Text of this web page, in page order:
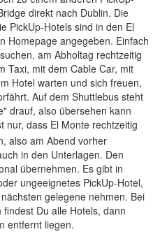
direkt nach Dublin. Die
PickUp-Hotels sind in den El
Homepage angegeben. Einfach
am Abholtag rechtzeitig
Taxi, mit dem Cable Car, mit
Hotel warten und sich freuen,
Auf dem Shuttlebus steht
drauf, also übersehen kann
nur, dass El Monte rechtzeitig
also am Abend vorher
in den Unterlagen. Den
übernehmen. Es gibt in
ungeeignetes PickUp-Hotel,
gelegene nehmen. Bei
Du alle Hotels, dann
entfernt liegen.